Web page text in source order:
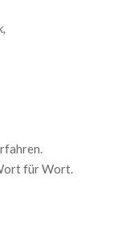
für Wort.